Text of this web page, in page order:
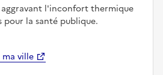
aggravant l'inconfort thermique
pour la santé publique.
ma ville